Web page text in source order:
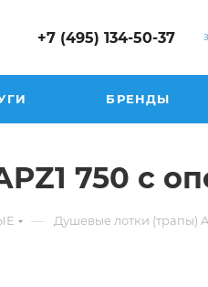
+7 (495) 134-50-37
БРЕНДЫ
750 с
— Душевые лотки (трапы)